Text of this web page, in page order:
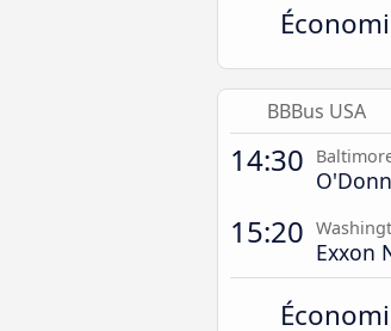
BBBus USA
14:30
15:20
Exxon